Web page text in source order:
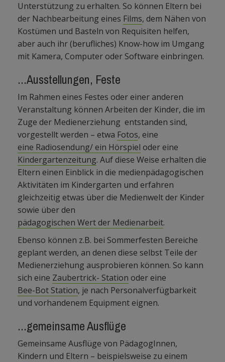
Unterstützung zu erhalten. So können Eltern bei
der Nachbearbeitung eines Films, dem Nähen von
Kostümen und Basteln von Requisiten helfen,
aber auch ihr (berufliches) Know-how im Umgang
mit Kamera, Computer oder Software einbringen.
...Ausstellungen, Feste
Im Rahmen eines Festes oder einer anderen
Veranstaltung können Arbeiten der Kinder, die im
Zuge der Medienerziehung entstanden sind,
vorgestellt werden – etwa Fotos, eine
eine Radiosendung/ ein Hörspiel oder eine
Kindergartenzeitung. Auf diese Weise erhalten die
Eltern einen Einblick in die medienpädagogischen
Aktivitäten im Kindergarten und erfahren
gleichzeitig etwas über die Medienwelt der Kinder
sowie über den
pädagogischen Wert der Medienarbeit.
Ebenso können z.B. bei Sommerfesten Bereiche
geplant werden, an denen diese selbst Teile der
Medienerziehung ausprobieren können. So kann
sich eine Zaubertrick- Station oder eine
Bee-Bot Station, je nach Personalverfügbarkeit
und vorhandenem Equipment eignen.
...gemeinsame Ausflüge
Gemeinsame Ausflüge von PädagogInnen,
Kindern und Eltern – beispielsweise zu einem